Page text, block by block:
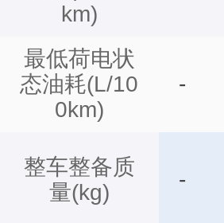
km)
最低荷电状
态油耗(L/10
0km)
整车整备质
量(kg)
-
-